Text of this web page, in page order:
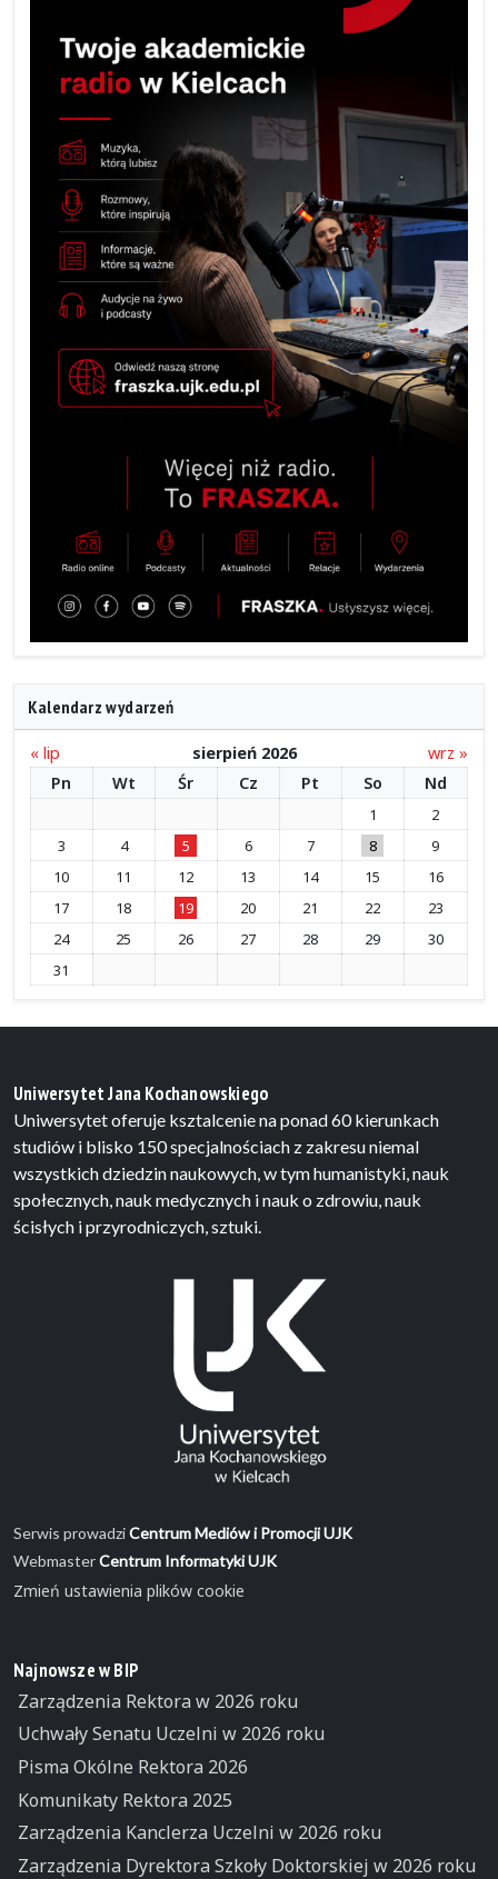
Kalendarz wydarzeń
« lip sierpień 2026
wrz »
Pn
Wt Śr Cz Pt So Nd
1
2
3
4 5 6 7 8
9
10
11 12 13 14 15
16
17
18 19 20 21 22
23
24
25 26 27 28 29
30
31
Uniwersytet Jana Kochanowskiego
Uniwersytet oferuje ksztalcenie na ponad 60 kierunkach
studiów i blisko 150 specjalnościach z zakresu niemal
wszystkich dziedzin naukowych, w tym humanistyki, nauk
społecznych, nauk medycznych i nauk o zdrowiu, nauk
ścisłych i przyrodniczych, sztuki.
Serwis prowadziCentrum Mediów i Promocji UJK
WebmasterCentrum Informatyki UJK
Zmień ustawienia plików cookie
Najnowsze w BIP
Zarządzenia Rektora w 2026 roku
Uchwały Senatu Uczelni w 2026 roku
Pisma Okólne Rektora 2026
Komunikaty Rektora 2025
Zarządzenia Kanclerza Uczelni w 2026 roku
Zarządzenia Dyrektora Szkoły Doktorskiej w 2026 roku